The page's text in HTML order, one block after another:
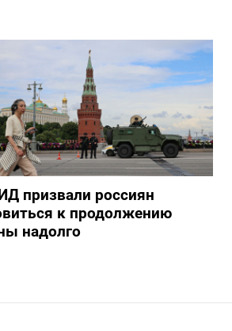
призвали россиян
к продолжению
надолго